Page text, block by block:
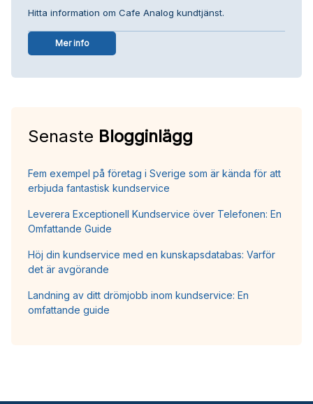
Hitta information om Cafe Analog kundtjänst.
Mer info
Senaste Blogginlägg
Fem exempel på företag i Sverige som är kända för att
erbjuda fantastisk kundservice
Leverera Exceptionell Kundservice över Telefonen: En
Omfattande Guide
Höj din kundservice med en kunskapsdatabas: Varför
det är avgörande
Landning av ditt drömjobb inom kundservice: En
omfattande guide